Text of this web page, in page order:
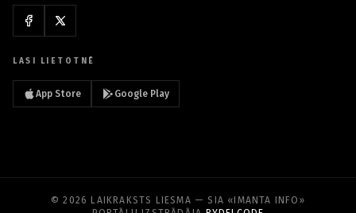
LASI LIETOTNĒ
App Store Google Play
© 2026 LAIKRAKSTS LIESMA — SIA «IMANTA INFO»